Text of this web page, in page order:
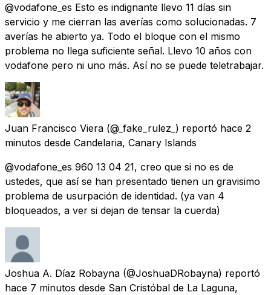
@vodafone_es Esto es indignante llevo 11 días sin
servicio y me cierran las averías como solucionadas. 7
averías he abierto ya. Todo el bloque con el mismo
problema no llega suficiente señal. Llevo 10 años con
vodafone pero ni uno más. Así no se puede teletrabajar.
Juan Francisco Viera (@_fake_rulez_) reportó hace 2
minutos desde Candelaria, Canary Islands
@vodafone_es 960 13 04 21, creo que si no es de
ustedes, que así se han presentado tienen un gravisimo
problema de usurpación de identidad. (ya van 4
bloqueados, a ver si dejan de tensar la cuerda)
Joshua A. Díaz Robayna (@JoshuaDRobayna) reportó
hace 7 minutos desde San Cristóbal de La Laguna,